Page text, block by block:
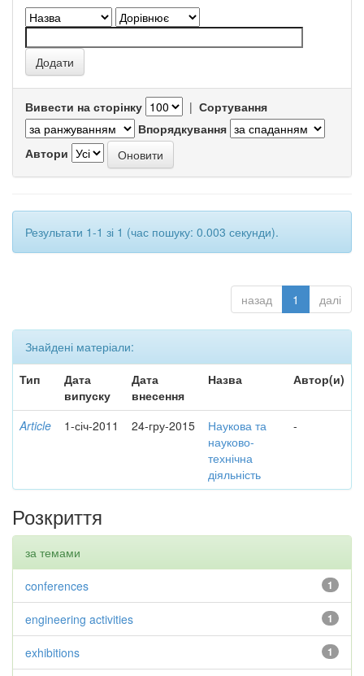
Вивести на сторінку | Сортування
Впорядкування
Автори
Результати 1-1 зі 1 (час пошуку: 0.003 секунди).
назад 1 далі
Знайдені матеріали:
Тип
Дата
випуску
Дата
внесення
Назва Автор(и)
Article 1-січ-2011 24-гру-2015
Наукова та
науково-
технічна
діяльність
-
Розкриття
за темами
1
conferences
1
engineering activities
1
exhibitions